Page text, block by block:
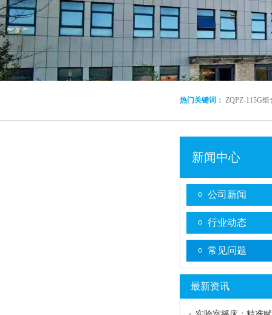
热门关键词： ZQPZ-115G
新闻中心
公司新闻
行业动态
常见问题
最新资讯